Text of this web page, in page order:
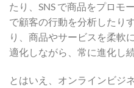
たり、SNS で商品をプロモ
で顧客の行動を分析したり
り、商品やサービスを柔軟
適化しながら、常に進化し
とはいえ、オンラインビジ